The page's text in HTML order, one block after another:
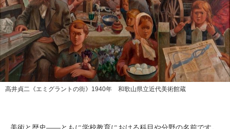
高井貞二《エミグラントの街》1940年 和歌山県立近代美術館蔵